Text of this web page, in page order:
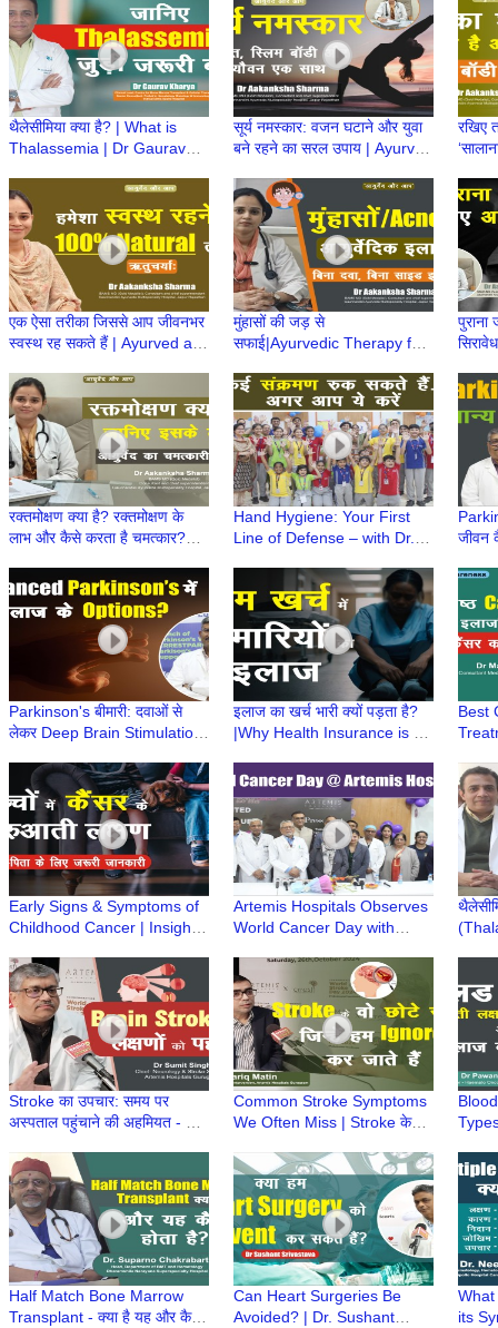
थैलेसीमिया क्या है? | What is
Thalassemia | Dr Gaurav
Awareness | Episode 1
सूर्य नमस्कार: वजन घटाने और युवा
बने रहने का सरल उपाय | Ayurved
Sharma
रखिए
एक ऐसा तरीका जिससे आप जीवनभर
स्वस्थ रह सकते हैं | Ayurved aur
मुंहासों की जड़ से
सफाई|Ayurvedic Therapy for
Aakanksha Sharma|Leech
Therapy
पुराना
रक्तमोक्षण क्या है? रक्तमोक्षण के
लाभ और कैसे करता है चमत्कार?
Aakanksha Sharma
Hand Hygiene: Your First
Line of Defense – with Dr.
जीवन
Parkinson's बीमारी: दवाओं से
लेकर Deep Brain Stimulation
इलाज के Option?
इलाज का खर्च भारी क्यों पड़ता है?
|Why Health Insurance is a
Medical Emergencies?
Best
Early Signs & Symptoms of
Childhood Cancer | Insights
Sukriti Gupta
Artemis Hospitals Observes
World Cancer Day with
Stroke का उपचार: समय पर
अस्पताल पहुंचाने की अहमियत - Dr
Hospitals
Common Stroke Symptoms
We Often Miss | Stroke के
Artemis Hospital
Singh
Half Match Bone Marrow
Transplant - क्या है यह और कैसे
Can Heart Surgeries Be
Avoided? | Dr. Sushant
its